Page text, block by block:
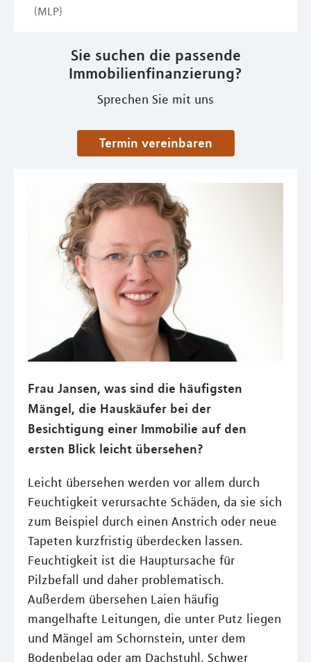
(MLP)
Sie suchen die passende
Immobilienfinanzierung?
Sprechen Sie mit uns
Termin vereinbaren
Frau Jansen, was sind die häufigsten
Mängel, die Hauskäufer bei der
Besichtigung einer Immobilie auf den
ersten Blick leicht übersehen?
Leicht übersehen werden vor allem durch
Feuchtigkeit verursachte Schäden, da sie sich
zum Beispiel durch einen Anstrich oder neue
Tapeten kurzfristig überdecken lassen.
Feuchtigkeit ist die Hauptursache für
Pilzbefall und daher problematisch.
Außerdem übersehen Laien häufig
mangelhafte Leitungen, die unter Putz liegen
und Mängel am Schornstein, unter dem
Bodenbelag oder am Dachstuhl. Schwer